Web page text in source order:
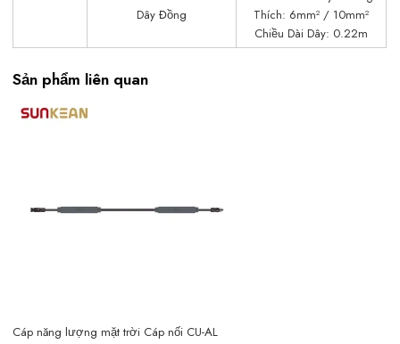
Dây Đồng
Thích: 6mm² / 10mm²
Chiều Dài Dây: 0.22m
Sản phẩm liên quan
Cáp năng lượng mặt trời Cáp nối CU-AL